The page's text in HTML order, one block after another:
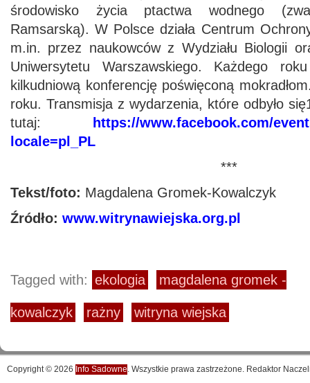
środowisko życia ptactwa wodnego
Ramsarską). W Polsce działa Centrum
m.in. przez naukowców z Wydziału Biologii
Uniwersytetu Warszawskiego. Każdego
kilkudniową konferencję poświęconą
roku. Transmisja z wydarzenia, które odbyło
tutaj:
https://www.facebook.com/
locale=pl_PL
***
Tekst/foto: Magdalena Gromek-Kowalczyk
Źródło: www.witrynawiejska.org.pl
Tagged with: ekologia magdalena gromek -
kowalczyk rażny witryna wiejska
Copyright © 2026 Info Sadowne. Wszystkie prawa zastrzeżone. Redaktor